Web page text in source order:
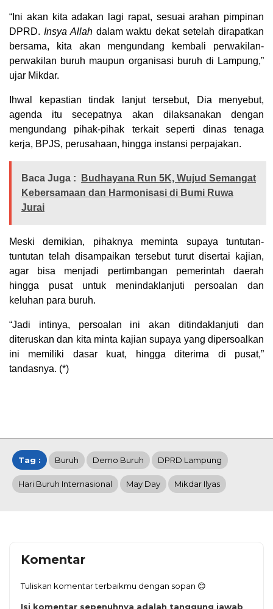
“Ini akan kita adakan lagi rapat, sesuai arahan pimpinan
DPRD. Insya Allahdalam waktu dekat setelah dirapatkan
bersama, kita akan mengundang kembali perwakilan-
perwakilan buruh maupun organisasi buruh di Lampung,”
ujar Mikdar.
Ihwal kepastian tindak lanjut tersebut, Dia menyebut,
agenda itu secepatnya akan dilaksanakan dengan
mengundang pihak-pihak terkait seperti dinas tenaga
kerja, BPJS, perusahaan, hingga instansi perpajakan.
Baca Juga :
Budhayana Run 5K, Wujud Semangat
Kebersamaan dan Harmonisasi di Bumi Ruwa
Jurai
Meski demikian, pihaknya meminta supaya tuntutan-
tuntutan telah disampaikan tersebut turut disertai kajian,
agar bisa menjadi pertimbangan pemerintah daerah
hingga pusat untuk menindaklanjuti persoalan dan
keluhan para buruh.
“Jadi intinya, persoalan ini akan ditindaklanjuti dan
diteruskan dan kita minta kajian supaya yang dipersoalkan
ini memiliki dasar kuat, hingga diterima di pusat,”
tandasnya. (*)
Tag : Buruh Demo Buruh DPRD Lampung
Hari Buruh Internasional May Day Mikdar Ilyas
Komentar
Tuliskan komentar terbaikmu dengan sopan 😊
Isi komentar sepenuhnya adalah tanggung jawab